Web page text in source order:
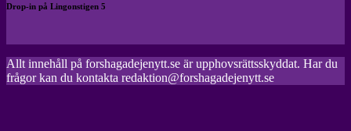
Drop-in på Lingonstigen 5
Allt innehåll på forshagadejenytt.se är upphovsrättsskyddat. Har du
frågor kan du kontakta redaktion@forshagadejenytt.se